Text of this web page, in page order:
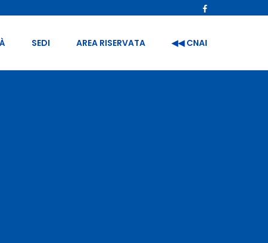
SEDI AREA RISERVATA ◀︎◀︎ CNAI